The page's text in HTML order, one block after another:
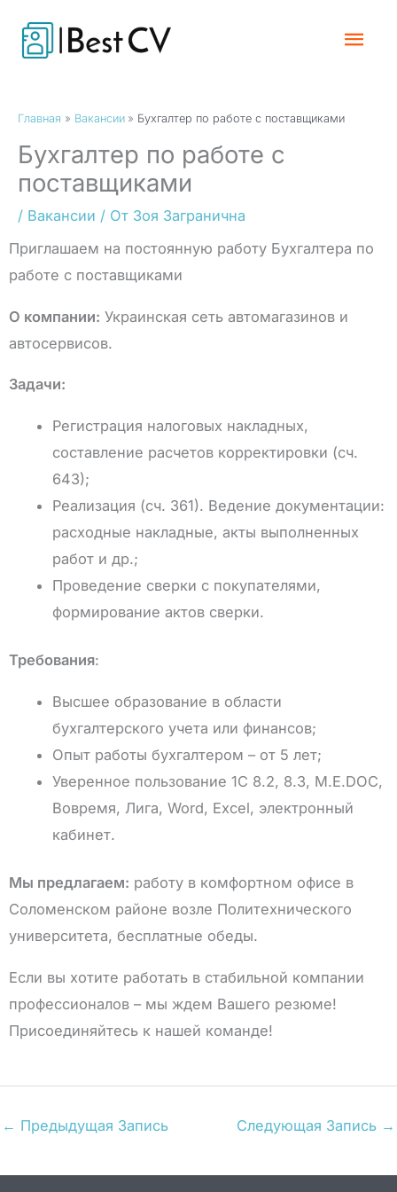
Главная Вакансии Бухгалтер по работе с поставщиками
Бухгалтер по работе с
поставщиками
/ Вакансии / От Зоя Загранична
Приглашаем на постоянную работу Бухгалтера по
работе с поставщиками
О компании: Украинская сеть автомагазинов и
автосервисов.
Задачи:
Регистрация налоговых накладных,
составление расчетов корректировки (сч.
643);
Реализация (сч. 361). Ведение документации:
расходные накладные, акты выполненных
работ и др.;
Проведение сверки с покупателями,
формирование актов сверки.
Требования:
Высшее образование в области
бухгалтерского учета или финансов;
Опыт работы бухгалтером – от 5 лет;
Уверенное пользование 1С 8.2, 8.3, M.Е.DOC,
Вовремя, Лига, Word, Excel, электронный
кабинет.
Мы предлагаем: работу в комфортном офисе в
Соломенском районе возле Политехнического
университета, бесплатные обеды.
Если вы хотите работать в стабильной компании
профессионалов – мы ждем Вашего резюме!
Присоединяйтесь к нашей команде!
← Предыдущая Запись Следующая Запись →